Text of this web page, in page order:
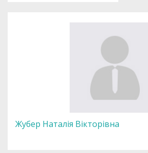
Жубер Наталія Вікторівна